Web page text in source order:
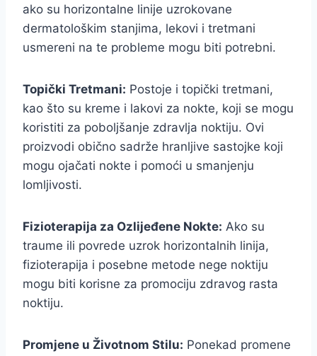
ako su horizontalne linije uzrokovane
dermatološkim stanjima, lekovi i tretmani
usmereni na te probleme mogu biti potrebni.
Topički Tretmani: Postoje i topički tretmani,
kao što su kreme i lakovi za nokte, koji se mogu
koristiti za poboljšanje zdravlja noktiju. Ovi
proizvodi obično sadrže hranljive sastojke koji
mogu ojačati nokte i pomoći u smanjenju
lomljivosti.
Fizioterapija za Ozlijeđene Nokte: Ako su
traume ili povrede uzrok horizontalnih linija,
fizioterapija i posebne metode nege noktiju
mogu biti korisne za promociju zdravog rasta
noktiju.
Promjene u Životnom Stilu: Ponekad promene